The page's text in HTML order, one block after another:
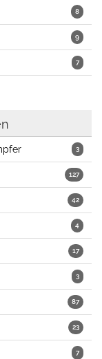
8
9
7
3
127
42
4
17
3
87
23
7